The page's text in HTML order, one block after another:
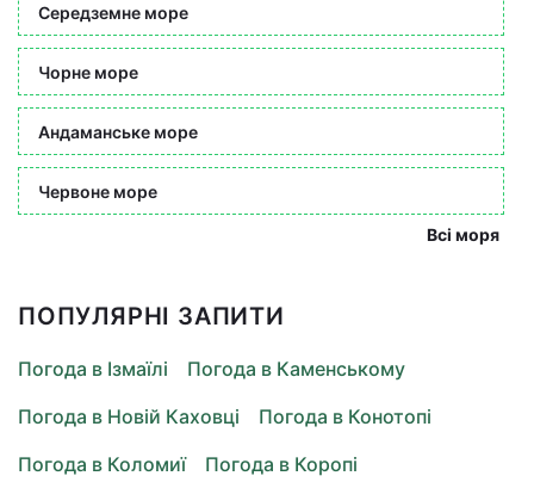
Середземне море
Чорне море
Андаманське море
Червоне море
Всі моря
ПОПУЛЯРНІ ЗАПИТИ
Погода в Ізмаїлі
Погода в Каменському
Погода в Новій Каховці
Погода в Конотопі
Погода в Коломиї
Погода в Коропі